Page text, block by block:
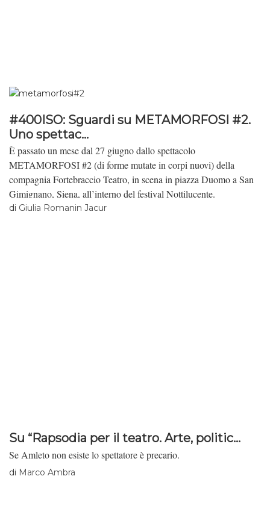
#400ISO: Sguardi su METAMORFOSI #2.
Uno spettac...
È passato un mese dal 27 giugno dallo spettacolo
METAMORFOSI #2 (di forme mutate in corpi nuovi) della
compagnia Fortebraccio Teatro, in scena in piazza Duomo a San
Gimignano, Siena, all’interno del festival Nottilucente.
di Giulia Romanin Jacur
Su “Rapsodia per il teatro. Arte, politic...
Se Amleto non esiste lo spettatore è precario.
di Marco Ambra